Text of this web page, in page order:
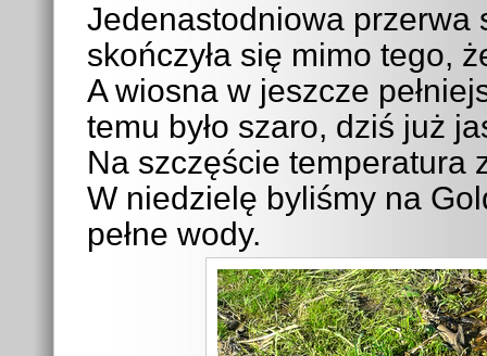
Jedenastodniowa przerwa
skończyła się mimo tego,
A wiosna w jeszcze
temu było szaro, dziś już
Na szczęście temperatura
W niedzielę byliśmy na
pełne wody.